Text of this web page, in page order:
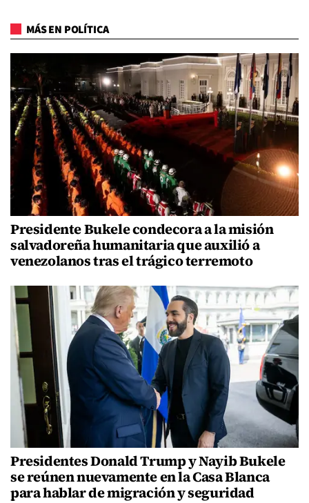
MÁS EN POLÍTICA
Presidente Bukele condecora a la misión
salvadoreña humanitaria que auxilió a
venezolanos tras el trágico terremoto
Presidentes Donald Trump y Nayib Bukele
se reúnen nuevamente en la Casa Blanca
para hablar de migración y seguridad